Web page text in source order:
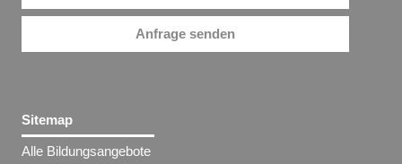
Anfrage senden
Sitemap
Alle Bildungsangebote